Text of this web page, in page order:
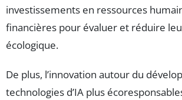
investissements en ressources
financières pour évaluer et réduire
écologique.
De plus, l’innovation autour du
technologies d’IA plus